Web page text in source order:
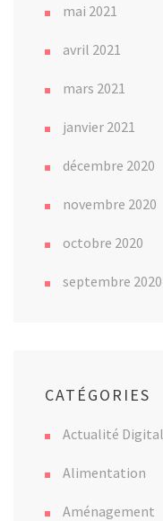
mai 2021
avril 2021
mars 2021
janvier 2021
décembre 2020
novembre 2020
octobre 2020
septembre 2020
CATÉGORIES
Actualité Digital
Alimentation
Aménagement